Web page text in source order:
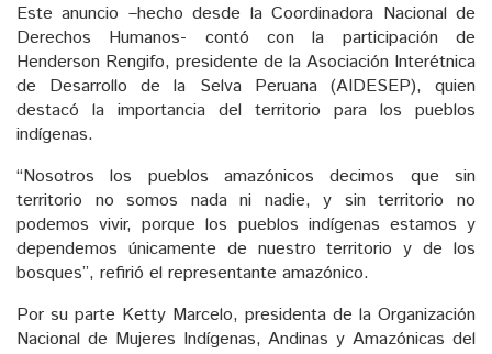
Este anuncio –hecho desde la Coordinadora Nacional de
Derechos Humanos- contó con la participación de
Henderson Rengifo, presidente de la Asociación Interétnica
de Desarrollo de la Selva Peruana (AIDESEP), quien
destacó la importancia del territorio para los pueblos
indígenas.
“Nosotros los pueblos amazónicos decimos que sin
territorio no somos nada ni nadie, y sin territorio no
podemos vivir, porque los pueblos indígenas estamos y
dependemos únicamente de nuestro territorio y de los
bosques”, refirió el representante amazónico.
Por su parte Ketty Marcelo, presidenta de la Organización
Nacional de Mujeres Indígenas, Andinas y Amazónicas del